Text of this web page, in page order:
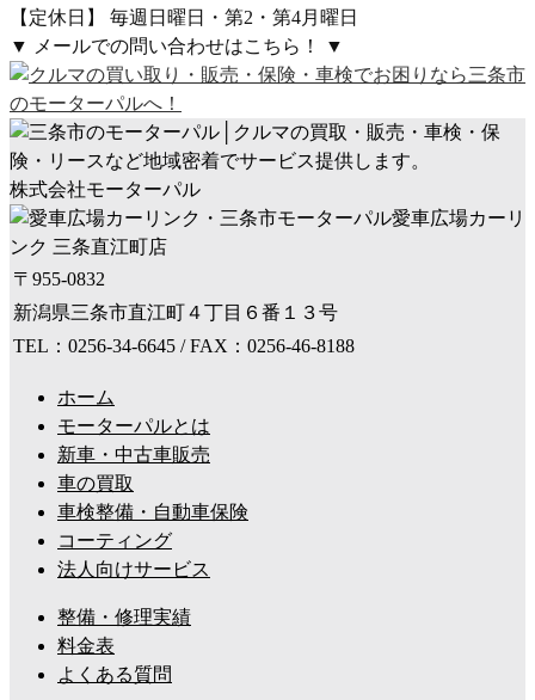
【定休日】 毎週日曜日・第2・第4月曜日
▼ メールでの問い合わせはこちら！ ▼
株式会社モーターパル
愛車広場カーリ
ンク 三条直江町店
〒955-0832
新潟県三条市直江町４丁目６番１３号
TEL：0256-34-6645 / FAX：0256-46-8188
ホーム
モーターパルとは
新車・中古車販売
車の買取
車検整備・自動車保険
コーティング
法人向けサービス
整備・修理実績
料金表
よくある質問